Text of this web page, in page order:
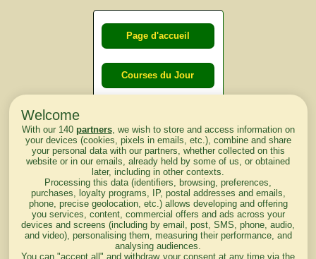
Page d'accueil
Courses du Jour
lendemain
Courses
d'aujourd'hui
Haut de Page
Welcome
With our 140 partners, we wish to store and access information on
your devices (cookies, pixels in emails, etc.), combine and share
your personal data with our partners, whether collected on this
website or in our emails, already held by some of us, or obtained
later, including in other contexts.
Processing this data (identifiers, browsing, preferences,
purchases, loyalty programs, IP, postal addresses and emails,
phone, precise geolocation, etc.) allows developing and offering
you services, content, commercial offers and ads across your
devices and screens (including by email, post, SMS, phone, audio,
and video), personalising them, measuring their performance, and
analysing audiences.
You can "accept all" and withdraw your consent at any time via the